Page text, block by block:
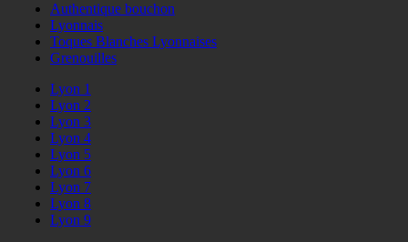
Authentique bouchon
Lyonnais
Toques Blanches Lyonnaises
Grenouilles
Lyon 1
Lyon 2
Lyon 3
Lyon 4
Lyon 5
Lyon 6
Lyon 7
Lyon 8
Lyon 9